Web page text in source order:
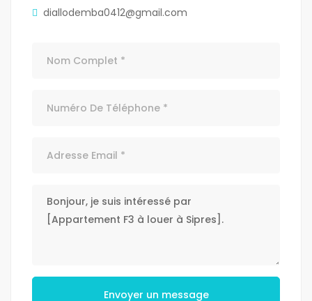
diallodemba0412@gmail.com
Envoyer un message